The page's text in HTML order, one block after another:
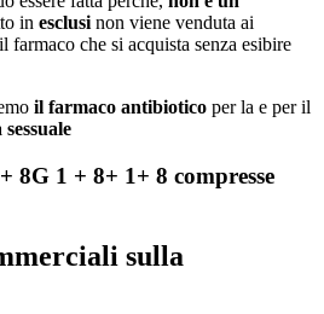
in esclusi non viene venduta ai
farmaco che si acquista senza esibire
il farmaco antibiotico per la e per il
1 + 8+ 1+ 8 compresse
sulla